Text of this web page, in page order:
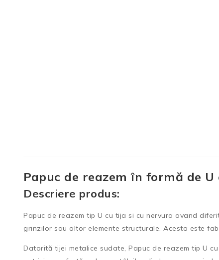
Papuc de reazem în formă de
Descriere produs:
Papuc de reazem tip U cu tija si cu nervura avand
grinzilor sau altor elemente structurale. Acesta este
Datorită tijei metalice sudate, Papuc de reazem tip U